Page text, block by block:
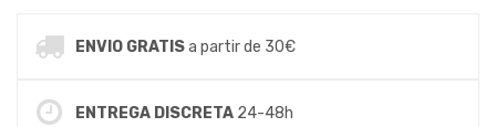
ENVIO GRATISa partir de 30€
ENTREGA DISCRETA 24-48h